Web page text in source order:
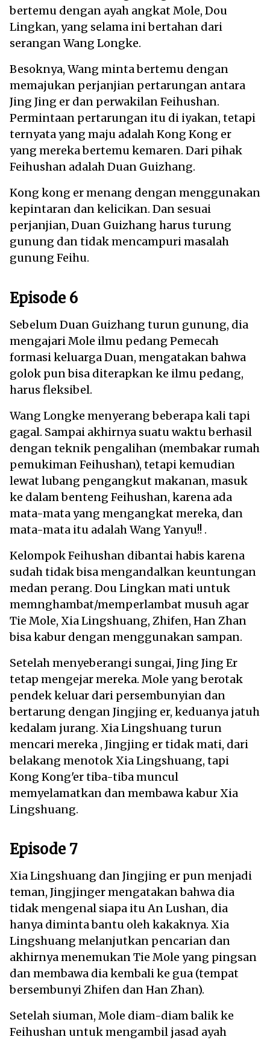
bertemu dengan ayah angkat Mole, Dou
Lingkan, yang selama ini bertahan dari
serangan Wang Longke.
Besoknya, Wang minta bertemu dengan
memajukan perjanjian pertarungan antara
Jing Jing er dan perwakilan Feihushan.
Permintaan pertarungan itu di iyakan, tetapi
ternyata yang maju adalah Kong Kong er
yang mereka bertemu kemaren. Dari pihak
Feihushan adalah Duan Guizhang.
Kong kong er menang dengan menggunakan
kepintaran dan kelicikan. Dan sesuai
perjanjian, Duan Guizhang harus turung
gunung dan tidak mencampuri masalah
gunung Feihu.
Episode 6
Sebelum Duan Guizhang turun gunung, dia
mengajari Mole ilmu pedang Pemecah
formasi keluarga Duan, mengatakan bahwa
golok pun bisa diterapkan ke ilmu pedang,
harus fleksibel.
Wang Longke menyerang beberapa kali tapi
gagal. Sampai akhirnya suatu waktu berhasil
dengan teknik pengalihan (membakar rumah
pemukiman Feihushan), tetapi kemudian
lewat lubang pengangkut makanan, masuk
ke dalam benteng Feihushan, karena ada
mata-mata yang mengangkat mereka, dan
mata-mata itu adalah Wang Yanyu!! .
Kelompok Feihushan dibantai habis karena
sudah tidak bisa mengandalkan keuntungan
medan perang. Dou Lingkan mati untuk
memnghambat/memperlambat musuh agar
Tie Mole, Xia Lingshuang, Zhifen, Han Zhan
bisa kabur dengan menggunakan sampan.
Setelah menyeberangi sungai, Jing Jing Er
tetap mengejar mereka. Mole yang berotak
pendek keluar dari persembunyian dan
bertarung dengan Jingjing er, keduanya jatuh
kedalam jurang. Xia Lingshuang turun
mencari mereka , Jingjing er tidak mati, dari
belakang menotok Xia Lingshuang, tapi
Kong Kong'er tiba-tiba muncul
memyelamatkan dan membawa kabur Xia
Lingshuang.
Episode 7
Xia Lingshuang dan Jingjing er pun menjadi
teman, Jingjinger mengatakan bahwa dia
tidak mengenal siapa itu An Lushan, dia
hanya diminta bantu oleh kakaknya. Xia
Lingshuang melanjutkan pencarian dan
akhirnya menemukan Tie Mole yang pingsan
dan membawa dia kembali ke gua (tempat
bersembunyi Zhifen dan Han Zhan).
Setelah siuman, Mole diam-diam balik ke
Feihushan untuk mengambil jasad ayah